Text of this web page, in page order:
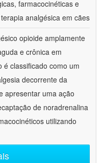
farmacocinéticas e
analgésica em cães
opioide amplamente
e crônica em
é classificado como um
decorrente da
apresentar uma ação
de noradrenalina
utilizando